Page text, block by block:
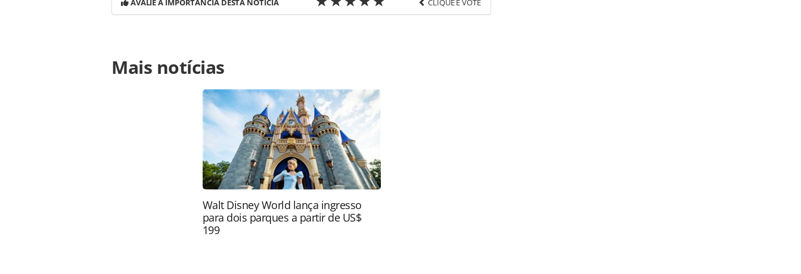
AVALIE A IMPORTÂNCIA DESTA NOTÍCIA CLIQUE E VOTE
https://www.panrotas.com.br/destinos/parques-tematicos/2026/07/seaworld-lanca-
festival-de-churrasco-para-celebrar-os-250-anos-dos-estados-unidos_229958.html ou as
ferramentas oferecidas na página. Todo o conteúdo produzido pela PANROTAS Editora
é protegido pela legislação brasileira sobre direito autoral. Não reproduza o conteúdo
sem autorização da PANROTAS Editora (copyright@panrotas.com.br).
Mais notícias
Walt Disney World lança ingresso
para dois parques a partir de US$
199